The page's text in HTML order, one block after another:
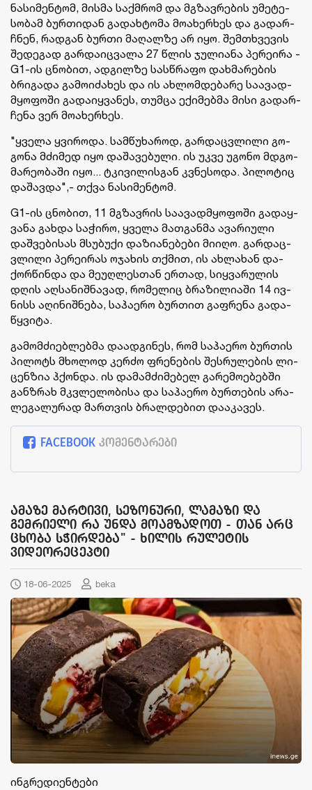
ნა­სი­მენ­ტომ, მის­მა საქმრომ და მგზავ­რე­ბის უმე­ტე­
სო­ბამ ბურ­თი­დან გა­დახ­ტო­მა მო­ა­ხერ­ხეს და გა­დარ­
ჩნენ, რად­გან ბურ­თი მა­ღალ­ზე არ იყო. შემ­თხვე­ვის
შე­დე­გად გარ­და­იც­ვა­ლა 27 წლის ჯუ­ლი­ა­ნა პე­რე­ი­რა -
G1-ის ცნო­ბით, ად­გილ­ზე სას­წრა­ფო დახ­მა­რე­ბის
ბრი­გა­და გა­მო­ი­ძა­ხეს და ის ახ­ლომ­დე­ბა­რე სა­ა­ვად­
მყო­ფო­ში გა­და­იყ­ვა­ნეს, თუმ­ცა ექი­მებ­მა მისი გა­დარ­
ჩე­ნა ვერ მო­ა­ხერ­ხეს.
"ყვე­ლა ყვი­რო­და. სამ­წუ­ხა­როდ, გარ­დაც­ვლი­ლი გო­
გო­ნა მძი­მედ იყო და­შა­ვე­ბუ­ლი. ის უკვე უგო­ნო მდგო­
მა­რე­ო­ბა­ში იყო... ტკი­ვი­ლის­გან კვნე­სო­და. პი­ლო­ტიც
და­შავ­და",- თქვა ნა­სი­მენ­ტომ.
G1-ის ცნო­ბით, 11 მგზავ­რის სა­ა­ვად­მყო­ფო­ში გა­დაყ­
ვა­ნა გახ­და სა­ჭი­რო, ყვე­ლა მათ­გან­მა ავა­რი­უ­ლი
დაშ­ვე­ბი­სას მსუ­ბუ­ქი და­ზი­ა­ნე­ბე­ბი მი­ი­ღო. გარ­დაც­
ვლი­ლი პე­რე­ი­რას ოჯა­ხის თქმით, ის ახ­ლა­ხან და­
ქორ­წინ­და და მე­უღ­ლეს­თან ერ­თად, სიყ­ვა­რუ­ლის
დღის აღ­სა­ნიშ­ნა­ვად, რო­მე­ლიც ბრა­ზი­ლი­ა­ში 14 ივ­
ნისს აღი­ნიშ­ნე­ბა, სა­ჰა­ე­რო ბურ­თით გაფ­რე­ნა გა­და­
წყვი­ტა.
გა­მომ­ძი­ებ­ლებ­მა და­ად­გი­ნეს, რომ სა­ჰა­ე­რო ბურ­თის
პი­ლოტს მხო­ლოდ კერ­ძო ფრე­ნე­ბის შეს­რუ­ლე­ბის ლი­
ცენ­ზია ჰქონ­და. ის და­მამ­ძი­მე­ბელ გა­რე­მო­ე­ბებ­ში
გან­ზრახ მკვლე­ლო­ბი­სა და სა­ჰა­ე­რო ბურ­თე­ბის არა­
ლე­გა­ლუ­რად მარ­თვის ბრალ­დე­ბით და­ა­კა­ვეს.
FACEBOOK კომენტარები
ამაზე მარტივი, სეზონური, ლამაზი და
გემრიელი რა უნდა მოამზადოთ - თან არც
ცხობა სჭირდება" - ხილის რულეტის
ვიდეორეცეპტი
18-06-2025 beka
ინგრედიენტები